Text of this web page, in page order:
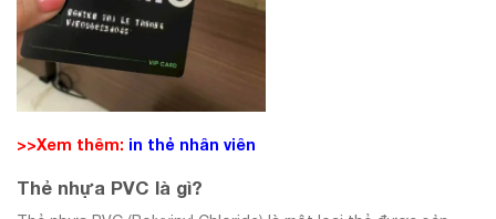
>>Xem thêm: in thẻ nhân viên
Thẻ nhựa PVC là gì?